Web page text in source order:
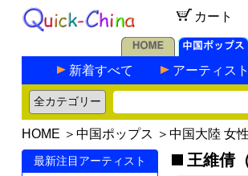
カート
新着すべて アーティスト
HOME ＞ 中国ポップス ＞ 中国大陸 女
最新注目アーティスト 王維倩